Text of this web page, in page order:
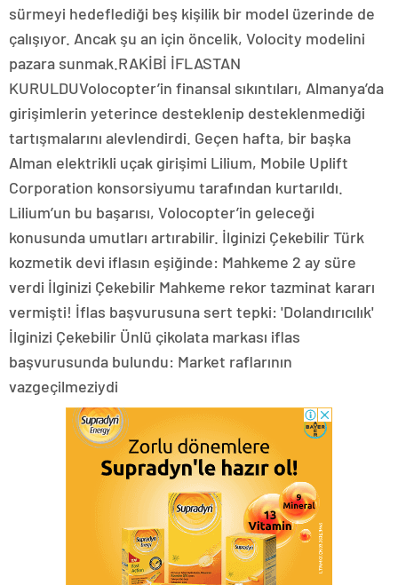
sürmeyi hedeflediği beş kişilik bir model üzerinde de
çalışıyor. Ancak şu an için öncelik, Volocity modelini
pazara sunmak.RAKİBİ İFLASTAN
KURULDUVolocopter’in finansal sıkıntıları, Almanya’da
girişimlerin yeterince desteklenip desteklenmediği
tartışmalarını alevlendirdi. Geçen hafta, bir başka
Alman elektrikli uçak girişimi Lilium, Mobile Uplift
Corporation konsorsiyumu tarafından kurtarıldı.
Lilium’un bu başarısı, Volocopter’in geleceği
konusunda umutları artırabilir. İlginizi Çekebilir Türk
kozmetik devi iflasın eşiğinde: Mahkeme 2 ay süre
verdi İlginizi Çekebilir Mahkeme rekor tazminat kararı
vermişti! İflas başvurusuna sert tepki: 'Dolandırıcılık'
İlginizi Çekebilir Ünlü çikolata markası iflas
başvurusunda bulundu: Market raflarının
vazgeçilmeziydi